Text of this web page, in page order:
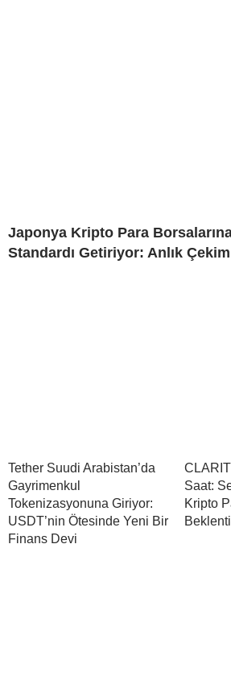
Japonya Kripto Para
Standardı Getiriyor: Anlık
Tether Suudi Arabistan’da
Gayrimenkul
Tokenizasyonuna Giriyor:
USDT’nin Ötesinde Yeni Bir
Finans Devi
Saat:
Kripto